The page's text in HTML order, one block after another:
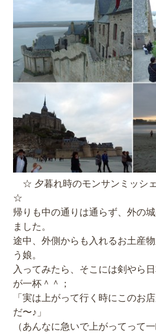
☆ 夕暮れ時のモンサンミッシ
☆
帰りも中の通りは通らず、外の
ました。
途中、外側からも入れるお土産
う娘。
入ってみたら、そこには剣やら
が一杯＾＾；
「実は上がって行く時にこのお
だ〜♪」
（あんなに急いで上がってって一